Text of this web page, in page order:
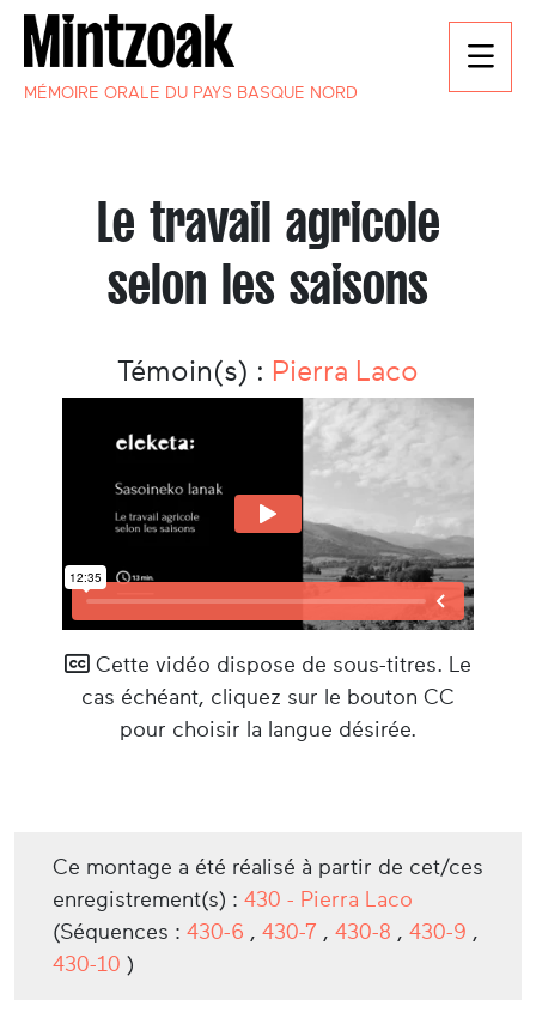
MÉMOIRE ORALE DU PAYS BASQUE NORD
Le travail agricole
selon les saisons
Témoin(s) : Pierra Laco
Cette vidéo dispose de sous-titres. Le
cas échéant, cliquez sur le bouton CC
pour choisir la langue désirée.
Ce montage a été réalisé à partir de cet/ces
enregistrement(s) : 430 - Pierra Laco
(Séquences : 430-6 , 430-7 , 430-8 , 430-9 ,
430-10 )